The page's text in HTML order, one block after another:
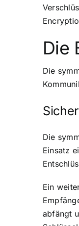
Die
Die
Die
Einsatz
Ein
abfängt